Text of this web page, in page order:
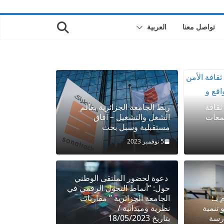
تواصل معنا العربية
بعالم الشغل والتشغيل – آفاق
بحث
ربط الجامعة الجزائرية بعالم
الشغل والتشغيل – آفاق
مستقبلية وسبل بحث
5 نوفمبر 2023
بـ:
تنمية
دعوة لحضور الملتقى الوطني
حول: “أنماط التحول الرقمي في
الجامعة الجزائرية ” مقاربات
نظرية وميدانية /
بتاريخ 18/05/2023